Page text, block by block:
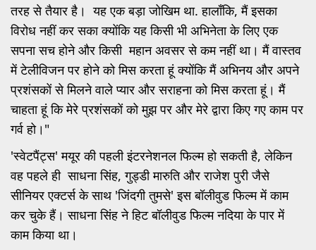
तरह से तैयार है। यह एक बड़ा जोखिम था. हालाँकि, मैं इसका
विरोध नहीं कर सका क्योंकि यह किसी भी अभिनेता के लिए एक
सपना सच होने और किसी महान अवसर से कम नहीं था। मैं वास्तव
में टेलीविजन पर होने को मिस करता हूं क्योंकि मैं अभिनय और अपने
प्रशंसकों से मिलने वाले प्यार और सराहना को मिस करता हूं। मैं
चाहता हूं कि मेरे प्रशंसकों को मुझ पर और मेरे द्वारा किए गए काम पर
गर्व हो।"
'स्वेटपैंट्स' मयूर की पहली इंटरनेशनल फिल्म हो सकती है, लेकिन
वह पहले ही साधना सिंह, गुड्डी मारुति और राजेश पुरी जैसे
सीनियर एक्टर्स के साथ 'जिंदगी तुमसे' इस बॉलीवुड फिल्म में काम
कर चुके हैं। साधना सिंह ने हिट बॉलीवुड फिल्म नदिया के पार में
काम किया था।